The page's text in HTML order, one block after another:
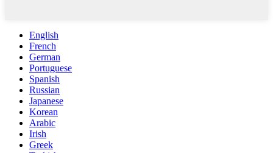
English
French
German
Portuguese
Spanish
Russian
Japanese
Korean
Arabic
Irish
Greek